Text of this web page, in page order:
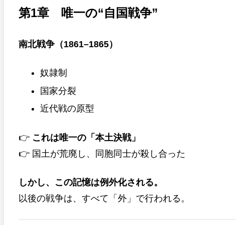
第1章 唯一の“自国戦争”
南北戦争（1861–1865）
奴隷制
国家分裂
近代戦の原型
👉 これは唯一の「本土決戦」
👉 国土が荒廃し、同胞同士が殺し合った
しかし、この記憶は例外化される。
以後の戦争は、すべて「外」で行われる。